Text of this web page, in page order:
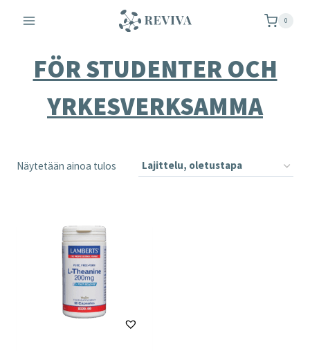
sisältöön
0
FÖR STUDENTER OCH
YRKESVERKSAMMA
Näytetään ainoa tulos